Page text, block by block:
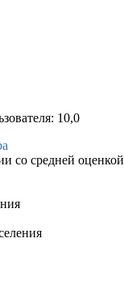
10,0
со средней оценкой